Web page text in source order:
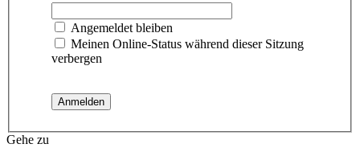
Angemeldet bleiben
Meinen Online-Status während dieser Sitzung
verbergen
Gehe zu